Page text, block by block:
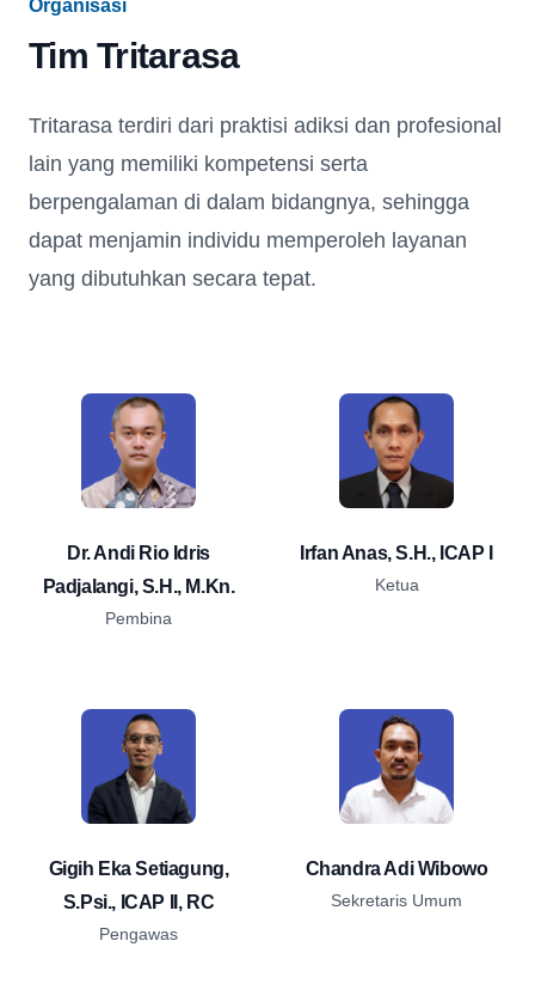
Organisasi
Tim Tritarasa
Tritarasa terdiri dari praktisi adiksi dan profesional
lain yang memiliki kompetensi serta
berpengalaman di dalam bidangnya, sehingga
dapat menjamin individu memperoleh layanan
yang dibutuhkan secara tepat.
Dr. Andi Rio Idris
Padjalangi, S.H., M.Kn.
Pembina
Irfan Anas, S.H., ICAP I
Ketua
Gigih Eka Setiagung,
S.Psi., ICAP II, RC
Pengawas
Chandra Adi Wibowo
Sekretaris Umum